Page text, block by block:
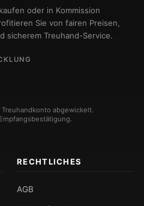
oder in Kommission
Sie von fairen Preisen,
sicherem Treuhand-Service.
abgewickelt.
RECHTLICHES
AGB